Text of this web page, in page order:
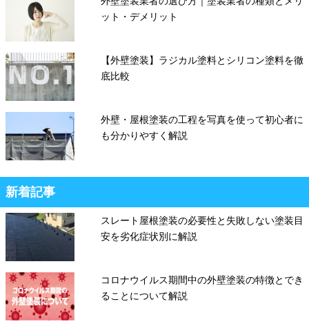
ット・デメリット
【外壁塗装】ラジカル塗料とシリコン塗料を徹
底比較
外壁・屋根塗装の工程を写真を使って初心者に
も分かりやすく解説
新着記事
スレート屋根塗装の必要性と失敗しない塗装目
安を劣化症状別に解説
コロナウイルス期間中の外壁塗装の特徴とでき
ることについて解説